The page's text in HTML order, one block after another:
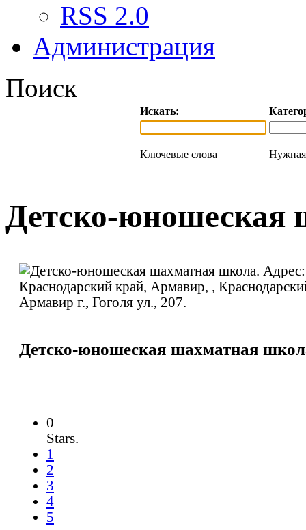
RSS 2.0
Администрация
Поиск
Искать:
Ключевые слова Нужная
Детско-юношеская
Детско-юношеская шахматная
0
Stars.
1
2
3
4
5